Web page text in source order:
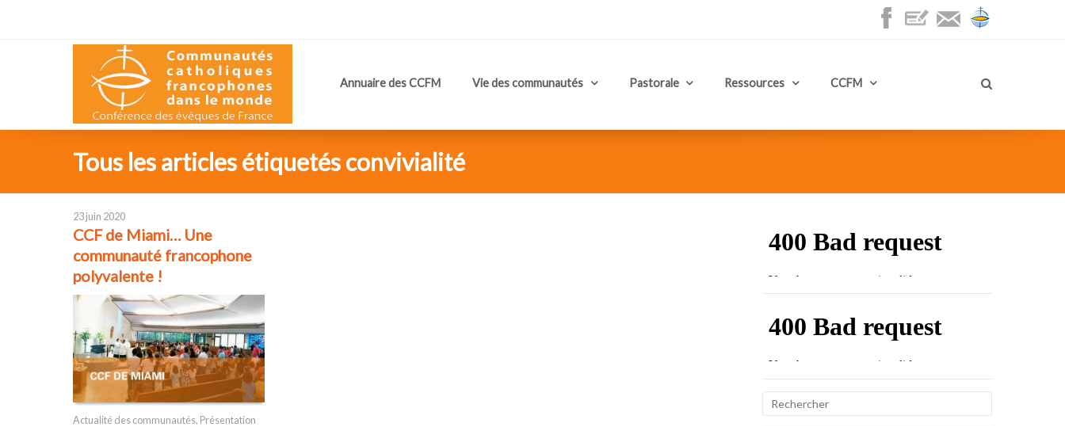
Annuaire des CCFM Vie des communautés Pastorale Ressources CCFM
Tous les articles étiquetés convivialité
23 juin 2020
CCF de Miami… Une
communauté francophone
polyvalente !
Actualité des communautés, Présentation